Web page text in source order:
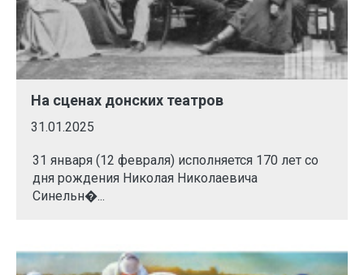
На сценах донских театров
31.01.2025
31 января (12 февраля) исполняется 170 лет со
дня рождения Николая Николаевича
Синельн�...